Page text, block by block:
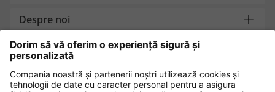
Despre noi
Contact
Metode de plată